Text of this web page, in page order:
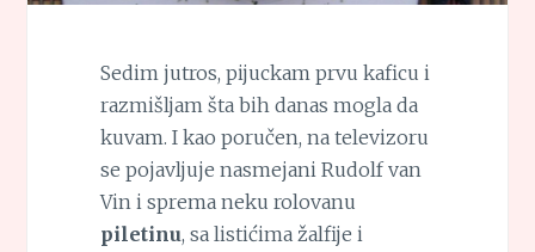
Sedim jutros, pijuckam prvu kaficu i
razmišljam šta bih danas mogla da
kuvam. I kao poručen, na televizoru
se pojavljuje nasmejani Rudolf van
Vin i sprema neku rolovanu
piletinu, sa listićima žalfije i